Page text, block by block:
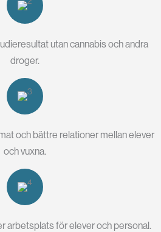
utan cannabis och andra
droger.
och bättre relationer mellan elever
och vuxna.
arbetsplats för elever och personal.